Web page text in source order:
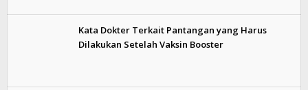
Kata Dokter Terkait Pantangan yang Harus
Dilakukan Setelah Vaksin Booster